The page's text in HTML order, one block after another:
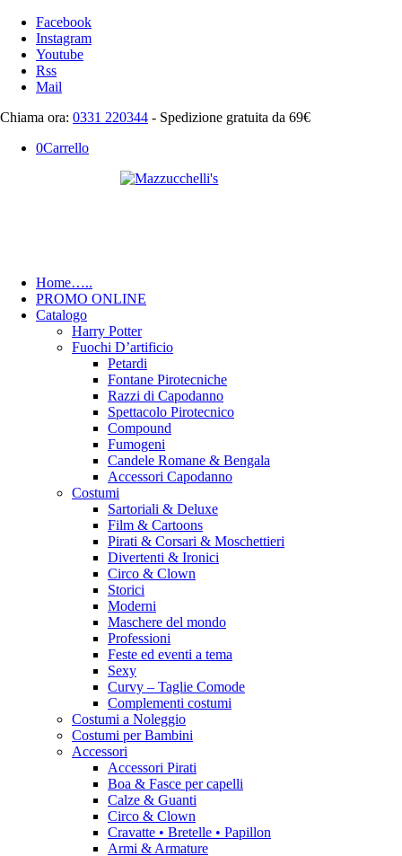
Facebook
Instagram
Youtube
Rss
Mail
Chiama ora: 0331 220344 - Spedizione gratuita da 69€
0Carrello
Home…..
PROMO ONLINE
Catalogo
Harry Potter
Fuochi D’artificio
Petardi
Fontane Pirotecniche
Razzi di Capodanno
Spettacolo Pirotecnico
Compound
Fumogeni
Candele Romane & Bengala
Accessori Capodanno
Costumi
Sartoriali & Deluxe
Film & Cartoons
Pirati & Corsari & Moschettieri
Divertenti & Ironici
Circo & Clown
Storici
Moderni
Maschere del mondo
Professioni
Feste ed eventi a tema
Sexy
Curvy – Taglie Comode
Complementi costumi
Costumi a Noleggio
Costumi per Bambini
Accessori
Accessori Pirati
Boa & Fasce per capelli
Calze & Guanti
Circo & Clown
Cravatte • Bretelle • Papillon
Armi & Armature